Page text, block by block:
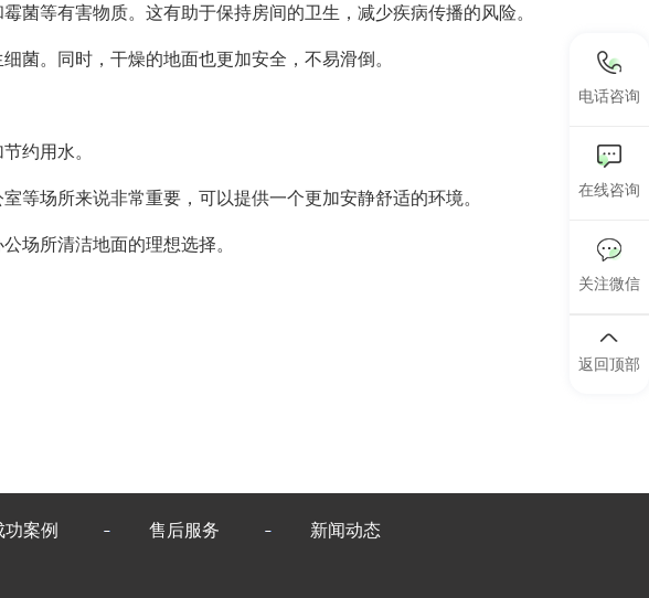
等有害物质。这有助于保持房间的卫生，减少疾病传播的风险。
。同时，干燥的地面也更加安全，不易滑倒。
约用水。
场所来说非常重要，可以提供一个更加安静舒适的环境。
场所清洁地面的理想选择。
功案例 售后服务 新闻动态
电话咨询
在线咨询
关注微信
返回顶部